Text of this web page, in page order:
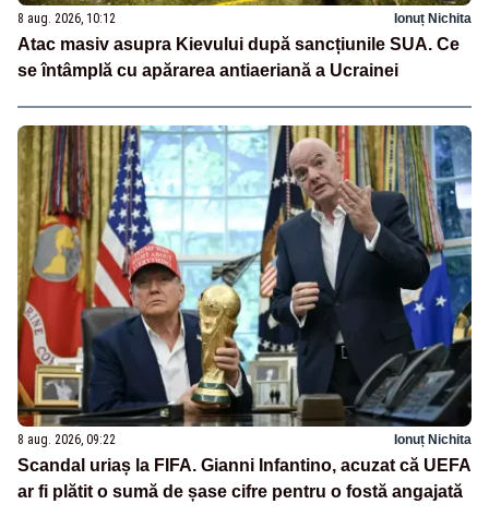
8 aug. 2026, 10:12 Ionuț Nichita
Atac masiv asupra Kievului după sancțiunile SUA. Ce
se întâmplă cu apărarea antiaeriană a Ucrainei
8 aug. 2026, 09:22 Ionuț Nichita
Scandal uriaș la FIFA. Gianni Infantino, acuzat că UEFA
ar fi plătit o sumă de șase cifre pentru o fostă angajată